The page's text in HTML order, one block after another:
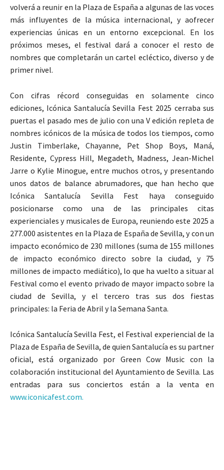
volverá a reunir en la Plaza de España a algunas de las voces
más influyentes de la música internacional, y aofrecer
experiencias únicas en un entorno excepcional. En los
próximos meses, el festival dará a conocer el resto de
nombres que completarán un cartel ecléctico, diverso y de
primer nivel.
Con cifras récord conseguidas en solamente cinco
ediciones, Icónica Santalucía Sevilla Fest 2025 cerraba sus
puertas el pasado mes de julio con una V edición repleta de
nombres icónicos de la música de todos los tiempos, como
Justin Timberlake, Chayanne, Pet Shop Boys, Maná,
Residente, Cypress Hill, Megadeth, Madness, Jean-Michel
Jarre o Kylie Minogue, entre muchos otros, y presentando
unos datos de balance abrumadores, que han hecho que
Icónica Santalucía Sevilla Fest haya conseguido
posicionarse como una de las principales citas
experienciales y musicales de Europa, reuniendo este 2025 a
277.000 asistentes en la Plaza de España de Sevilla, y con un
impacto económico de 230 millones (suma de 155 millones
de impacto económico directo sobre la ciudad, y 75
millones de impacto mediático), lo que ha vuelto a situar al
Festival como el evento privado de mayor impacto sobre la
ciudad de Sevilla, y el tercero tras sus dos fiestas
principales: la Feria de Abril y la Semana Santa.
Icónica Santalucía Sevilla Fest, el Festival experiencial de la
Plaza de España de Sevilla, de quien Santalucía es su partner
oficial, está organizado por Green Cow Music con la
colaboración institucional del Ayuntamiento de Sevilla. Las
entradas para sus conciertos están a la venta en
www.iconicafest.com.